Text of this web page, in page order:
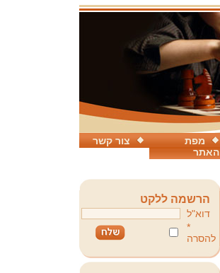
צור קשר
מפת
האתר
הרשמה ללקט
דוא"ל
*
להסרה